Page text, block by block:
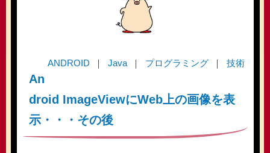
ANDROID Java プログラミング 技術
An
droid ImageViewにWeb上の画像を表
示・・・その後